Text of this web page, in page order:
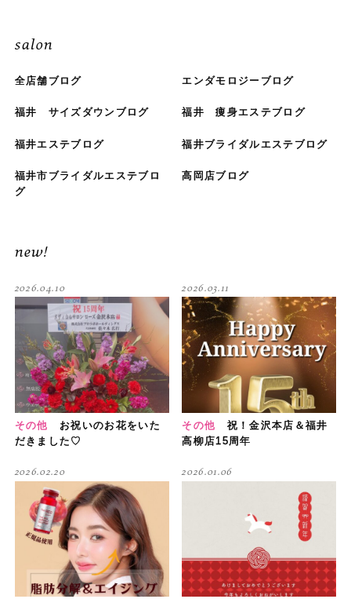
salon
全店舗ブログ エンダモロジーブログ
福井 サイズダウンブログ 福井 痩身エステブログ
福井エステブログ 福井ブライダルエステブログ
福井市ブライダルエステブロ
グ
高岡店ブログ
new!
その他
お祝いのお花をいた
だきました♡
2026.04.10
その他
祝！金沢本店＆福井
高柳店15周年
2026.03.11
2026.02.20 2026.01.06